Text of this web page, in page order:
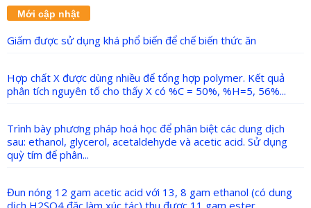
Mới cập nhật
Giấm được sử dụng khá phổ biến để chế biến thức ăn
Hợp chất X được dùng nhiều để tổng hợp polymer. Kết quả
phân tích nguyên tố cho thấy X có %C = 50%, %H=5, 56%...
Trình bày phương pháp hoá học để phân biệt các dung dịch
sau: ethanol, glycerol, acetaldehyde và acetic acid. Sử dụng
quỳ tím để phân...
Đun nóng 12 gam acetic acid với 13, 8 gam ethanol (có dung
dịch H2SO4 đặc làm xúc tác) thu được 11 gam ester